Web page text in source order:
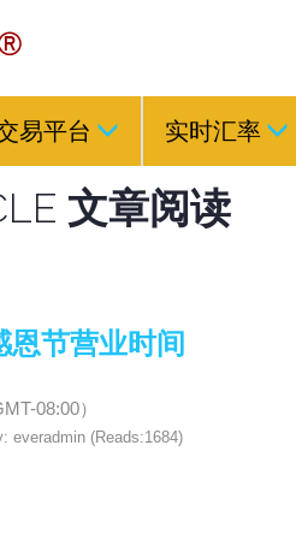
易平台 实时汇率
文章阅读
恩节营业时间
08:00）
everadmin (Reads:1684)